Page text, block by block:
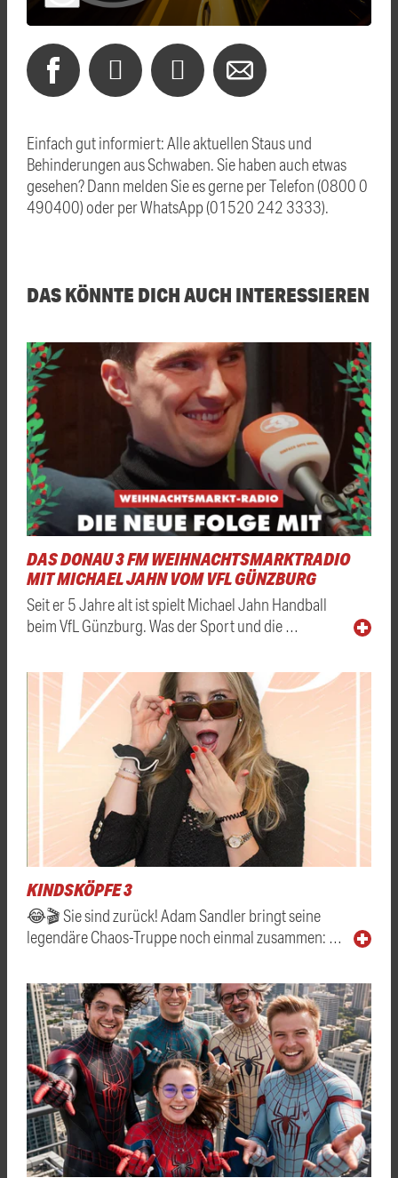
Einfach gut informiert: Alle aktuellen Staus und
Behinderungen aus Schwaben. Sie haben auch etwas
gesehen? Dann melden Sie es gerne per Telefon (0800 0
490400) oder per WhatsApp (01520 242 3333).
DAS KÖNNTE DICH AUCH INTERESSIEREN
DAS DONAU 3 FM WEIHNACHTSMARKTRADIO
MIT MICHAEL JAHN VOM VFL GÜNZBURG
Seit er 5 Jahre alt ist spielt Michael Jahn Handball
beim VfL Günzburg. Was der Sport und die …
KINDSKÖPFE 3
😂🎬 Sie sind zurück! Adam Sandler bringt seine
legendäre Chaos-Truppe noch einmal zusammen: …